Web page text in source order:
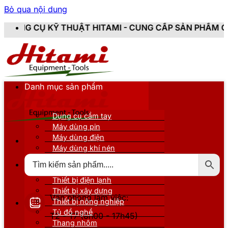
Bỏ qua nội dung
HITAMI - CUNG CẤP SẢN PHẨM CHÍNH HÃNG,
Văn phòng làm việc:
T2 - T7 (8h00 - 17h45)
Danh mục sản phẩm
Dụng cụ cầm tay
Máy dùng pin
Máy dùng điện
Máy dùng khí nén
Thiết bị nâng đỡ
Thiết bị điện lạnh
Thiết bị xây dựng
Thiết bị nông nghiệp
Tủ đồ nghề
Thang nhôm